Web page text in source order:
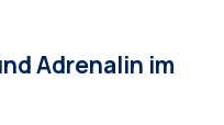
Adrenalin im